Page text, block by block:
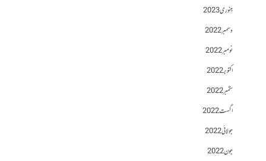
جنوری 2023
دسمبر 2022
نومبر 2022
اکتوبر 2022
ستمبر 2022
اگست 2022
جولائی 2022
جون 2022